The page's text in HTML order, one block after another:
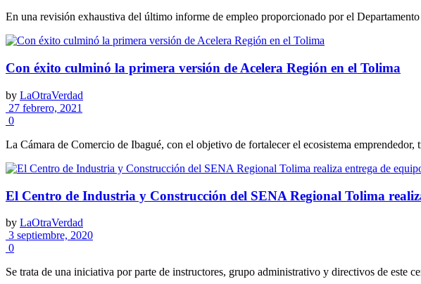
En una revisión exhaustiva del último informe de empleo proporcionado por el
Con éxito culminó la primera versión de Acelera Región en el Tolima
by LaOtraVerdad
27 febrero, 2021
0
La Cámara de Comercio de Ibagué, con el objetivo de fortalecer el ecosistema emprendedor,
El Centro de Industria y Construcción del SENA Regional Tolima
by LaOtraVerdad
3 septiembre, 2020
0
Se trata de una iniciativa por parte de instructores, grupo administrativo y directivos de este